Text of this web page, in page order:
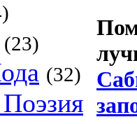
(23)
(32)